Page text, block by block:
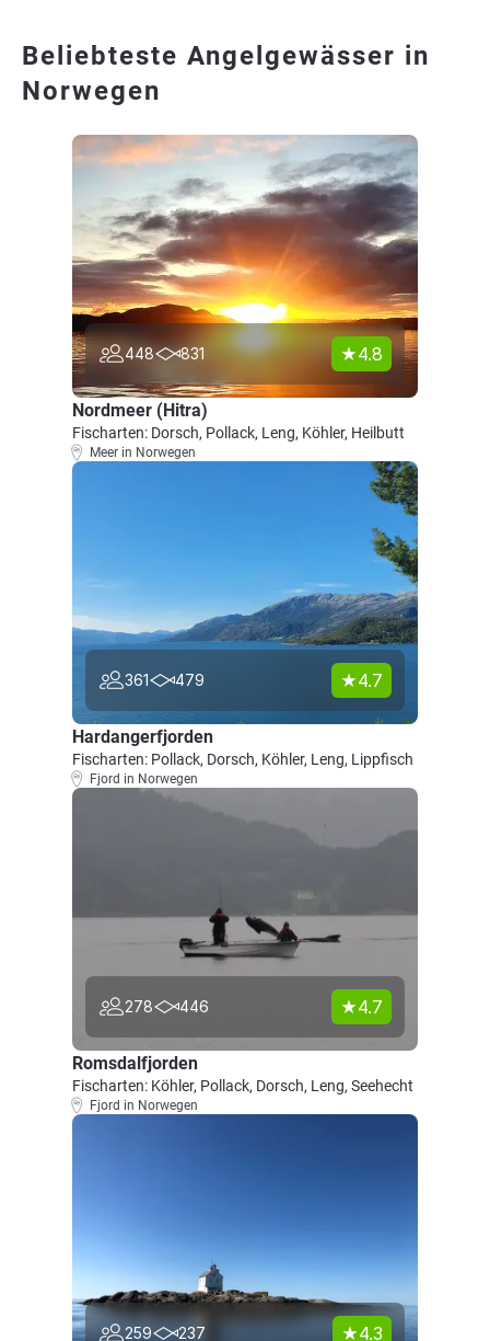
Beliebteste Angelgewässer in
Norwegen
448 831 4.8
Nordmeer (Hitra)
Fischarten: Dorsch, Pollack, Leng, Köhler, Heilbutt
Meer in Norwegen
361 479 4.7
Hardangerfjorden
Fischarten: Pollack, Dorsch, Köhler, Leng, Lippfisch
Fjord in Norwegen
278 446 4.7
Romsdalfjorden
Fischarten: Köhler, Pollack, Dorsch, Leng, Seehecht
Fjord in Norwegen
259 237 4.3